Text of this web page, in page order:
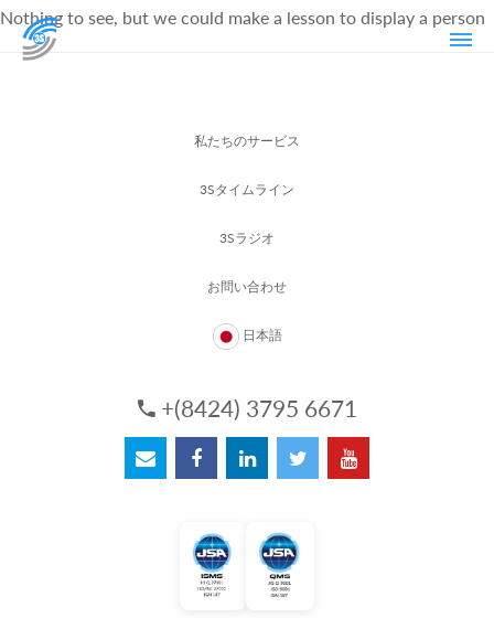
Nothing to see, but we could make a lesson to display a person
私たちのサービス
3Sタイムライン
3Sラジオ
お問い合わせ
日本語
+(8424) 3795 6671